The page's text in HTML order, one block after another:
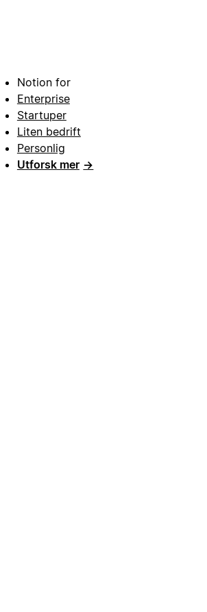
Notion for
Enterprise
Startuper
Liten bedrift
Personlig
Utforsk mer →